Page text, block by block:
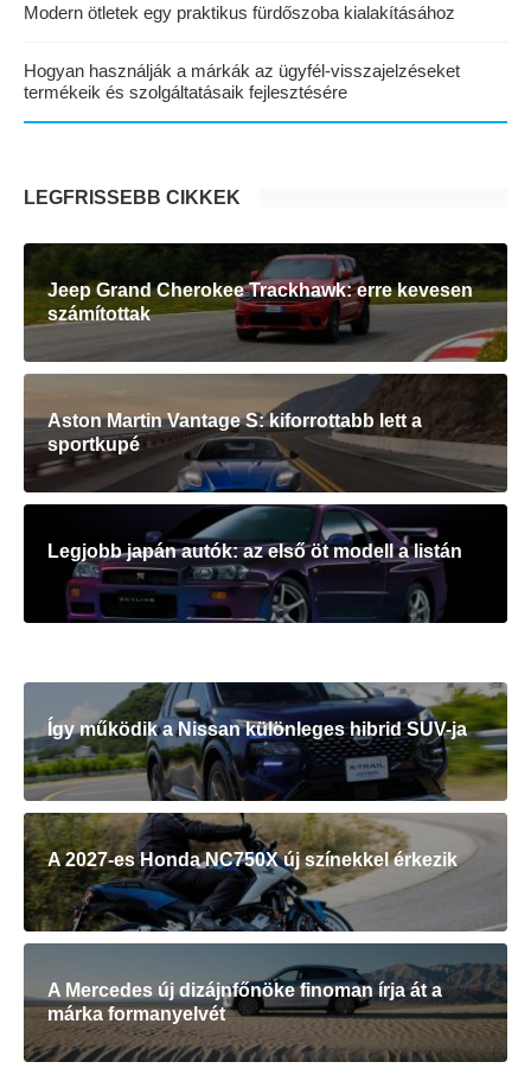
Modern ötletek egy praktikus fürdőszoba kialakításához
Hogyan használják a márkák az ügyfél-visszajelzéseket
termékeik és szolgáltatásaik fejlesztésére
LEGFRISSEBB CIKKEK
Jeep Grand Cherokee Trackhawk: erre kevesen
számítottak
Aston Martin Vantage S: kiforrottabb lett a
sportkupé
Legjobb japán autók: az első öt modell a listán
Így működik a Nissan különleges hibrid SUV-ja
A 2027-es Honda NC750X új színekkel érkezik
A Mercedes új dizájnfőnöke finoman írja át a
márka formanyelvét